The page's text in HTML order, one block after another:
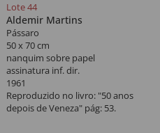
Lote 44
Aldemir Martins
Pássaro
50 x 70 cm
nanquim sobre papel
assinatura inf. dir.
1961
Reproduzido no livro: "50 anos
depois de Veneza" pág: 53.